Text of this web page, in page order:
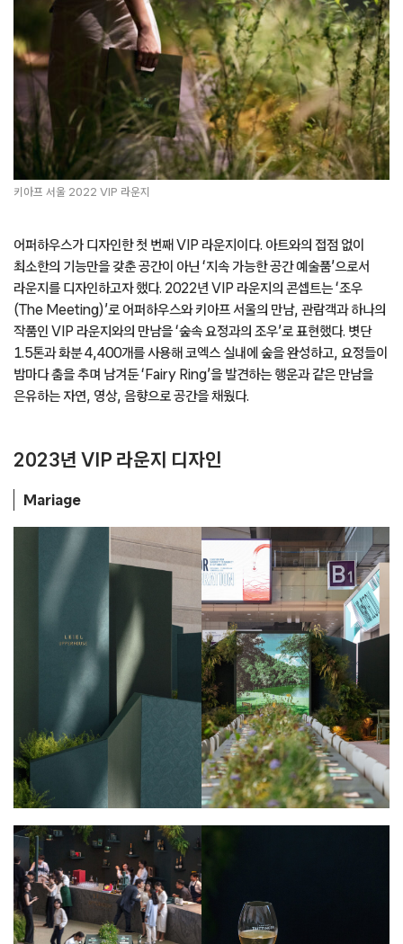
키아프 서울 2022 VIP 라운지
어퍼하우스가 디자인한 첫 번째 VIP 라운지이다. 아트와의 접점 없이
최소한의 기능만을 갖춘 공간이 아닌 ‘지속 가능한 공간 예술품’으로서
라운지를 디자인하고자 했다. 2022년 VIP 라운지의 콘셉트는 ‘조우
(The Meeting)’로 어퍼하우스와 키아프 서울의 만남, 관람객과 하나의
작품인 VIP 라운지와의 만남을 ‘숲속 요정과의 조우’로 표현했다. 볏단
1.5톤과 화분 4,400개를 사용해 코엑스 실내에 숲을 완성하고, 요정들이
밤마다 춤을 추며 남겨둔 ‘Fairy Ring’을 발견하는 행운과 같은 만남을
은유하는 자연, 영상, 음향으로 공간을 채웠다.
2023년 VIP 라운지 디자인
Mariage